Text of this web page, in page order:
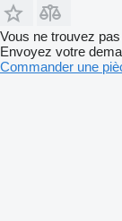
Vous ne trouvez
Envoyez votre
Commander une